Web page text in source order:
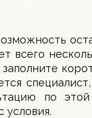
всего
по
условия.